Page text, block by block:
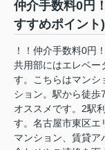
仲介手数料0円
すすめポイント)
！！仲介手数料0円
共用部にはエレベー
す。こちらはマンシ
ション。駅から徒歩
オススメです。2駅
す。名古屋市東区エ
マンション、賃貸